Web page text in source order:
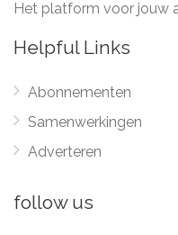
Het platform voor jouw
Helpful Links
Abonnementen
Samenwerkingen
Adverteren
follow us